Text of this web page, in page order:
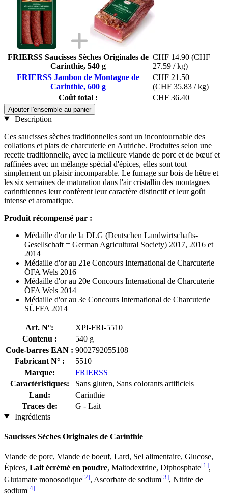
FRIERSS Saucisses Sèches Originales de
Carinthie, 540 g
CHF 14.90 (CHF
27.59 / kg)
FRIERSS Jambon de Montagne de
Carinthie, 600 g
CHF 21.50
(CHF 35.83 / kg)
Coût total :
CHF 36.40
Ajouter l'ensemble au panier
Description
Ces saucisses sèches traditionnelles sont un incontournable des
collations et plats de charcuterie en Autriche. Produites selon une
recette traditionnelle, avec la meilleure viande de porc et de bœuf et
raffinées avec un mélange spécial d'épices, elles sont tout
simplement un plaisir incomparable. Le fumage sur bois de hêtre et
les six semaines de maturation dans l'air cristallin des montagnes
carinthiennes leur confèrent leur caractère distinctif et leur goût
intense et aromatique.
Produit récompensé par :
Médaille d'or de la DLG (Deutschen Landwirtschafts-
Gesellschaft = German Agricultural Society) 2017, 2016 et
2014
Médaille d'or au 21e Concours International de Charcuterie
ÖFA Wels 2016
Médaille d'or au 20e Concours International de Charcuterie
ÖFA Wels 2014
Médaille d'or au 3e Concours International de Charcuterie
SÜFFA 2014
Art. N°:
XPI-FRI-5510
Contenu :
540 g
Code-barres EAN : 9002792055108
Fabricant N° :
5510
Marque:
FRIERSS
Caractéristiques:
Sans gluten, Sans colorants artificiels
Land:
Carinthie
Traces de:
G - Lait
Ingrédients
Saucisses Sèches Originales de Carinthie
Viande de porc, Viande de boeuf, Lard, Sel alimentaire, Glucose,
Épices, Lait écrémé en poudre, Maltodextrine, Diphosphate[1],
Glutamate monosodique[2], Ascorbate de sodium[3], Nitrite de
sodium[4]